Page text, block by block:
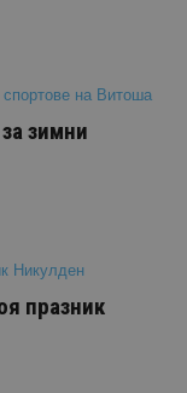
зимни
празник